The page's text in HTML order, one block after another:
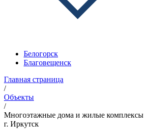
Белогорск
Благовещенск
Главная страница
/
Объекты
/
Многоэтажные дома и жилые комплексы
г. Иркутск